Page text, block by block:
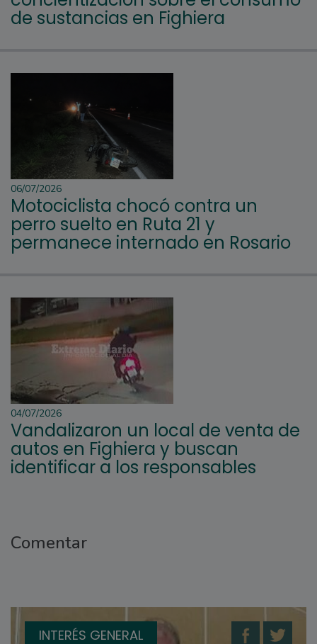
de sustancias en Fighiera
06/07/2026
Motociclista chocó contra un
perro suelto en Ruta 21 y
permanece internado en Rosario
04/07/2026
Vandalizaron un local de venta de
autos en Fighiera y buscan
identificar a los responsables
Comentar
INTERÉS GENERAL